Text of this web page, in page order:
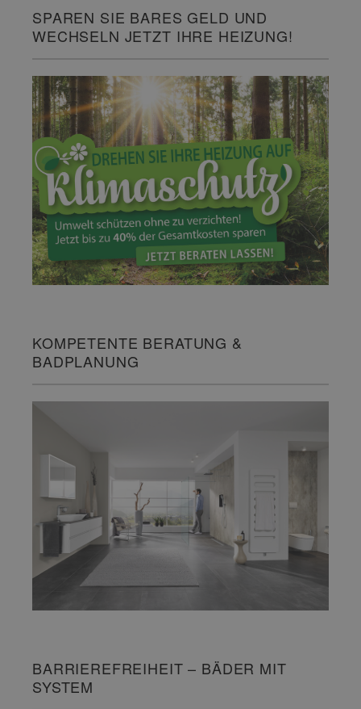
SPAREN SIE BARES GELD UND
WECHSELN JETZT IHRE HEIZUNG!
KOMPETENTE BERATUNG &
BADPLANUNG
BARRIEREFREIHEIT – BÄDER MIT
SYSTEM